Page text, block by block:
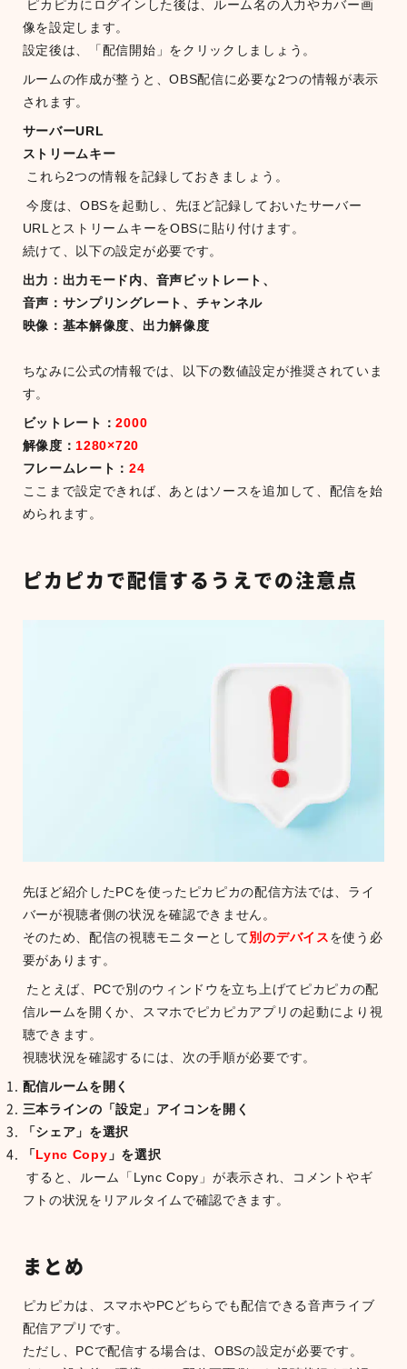
ピカピカにログインした後は、ルーム名の入力やカバー画
像を設定します。
設定後は、「配信開始」をクリックしましょう。
ルームの作成が整うと、OBS配信に必要な2つの情報が表示
されます。
サーバーURL
ストリームキー
これら2つの情報を記録しておきましょう。
今度は、OBSを起動し、先ほど記録しておいたサーバー
URLとストリームキーをOBSに貼り付けます。
続けて、以下の設定が必要です。
出力：出力モード内、音声ビットレート、
音声：サンプリングレート、チャンネル
映像：基本解像度、出力解像度
ちなみに公式の情報では、以下の数値設定が推奨されていま
す。
ビットレート：2000
解像度： 1280×720
フレームレート：24
ここまで設定できれば、あとはソースを追加して、配信を始
められます。
ピカピカで配信するうえでの注意点
先ほど紹介したPCを使ったピカピカの配信方法では、ライ
バーが視聴者側の状況を確認できません。
そのため、配信の視聴モニターとして別のデバイスを使う必
要があります。
たとえば、PCで別のウィンドウを立ち上げてピカピカの配
信ルームを開くか、スマホでピカピカアプリの起動により視
聴できます。
視聴状況を確認するには、次の手順が必要です。
配信ルームを開く
三本ラインの「設定」アイコンを開く
「シェア」を選択
「Lync Copy 」を選択
すると、ルーム「Lync Copy」が表示され、コメントやギ
フトの状況をリアルタイムで確認できます。
まとめ
ピカピカは、スマホやPCどちらでも配信できる音声ライブ
配信アプリです。
ただし、PCで配信する場合は、OBSの設定が必要です。